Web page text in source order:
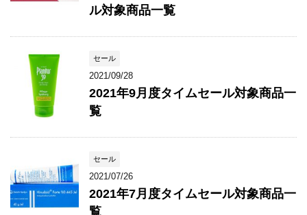
ル対象商品一覧
セール
2021/09/28
2021年9月度タイムセール対象商品一
覧
セール
2021/07/26
2021年7月度タイムセール対象商品一
覧